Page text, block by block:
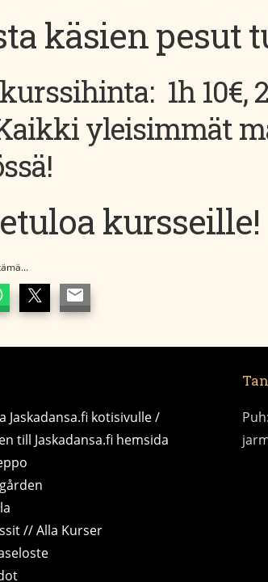
käsien pesut
1h 10€,
yleisimmät
kursseille!
Jaskadansa.fi kotisivulle /
till Jaskadansa.fi hemsida
// Alla Kurser